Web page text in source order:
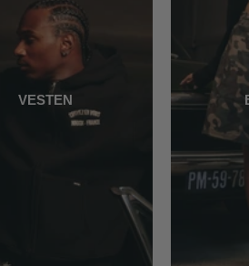
VESTEN